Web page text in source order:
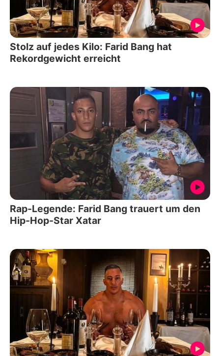
Stolz auf jedes Kilo: Farid Bang hat
Rekordgewicht erreicht
Rap-Legende: Farid Bang trauert um den
Hip-Hop-Star Xatar